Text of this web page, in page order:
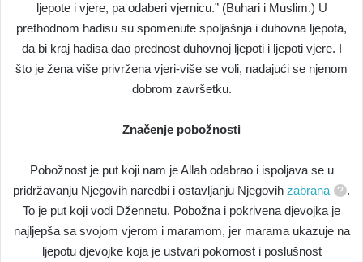
ljepote i vjere, pa odaberi vjernicu.” (Buhari i Muslim.) U
prethodnom hadisu su spomenute spoljašnja i duhovna ljepota,
da bi kraj hadisa dao prednost duhovnoj ljepoti i ljepoti vjere. I
što je žena više privržena vjeri-više se voli, nadajući se njenom
dobrom završetku.
Značenje pobožnosti
Pobožnost je put koji nam je Allah odabrao i ispoljava se u
pridržavanju Njegovih naredbi i ostavljanju Njegovih zabrana
.
To je put koji vodi Džennetu. Pobožna i pokrivena djevojka je
najljepša sa svojom vjerom i maramom, jer marama ukazuje na
ljepotu djevojke koja je ustvari pokornost i poslušnost